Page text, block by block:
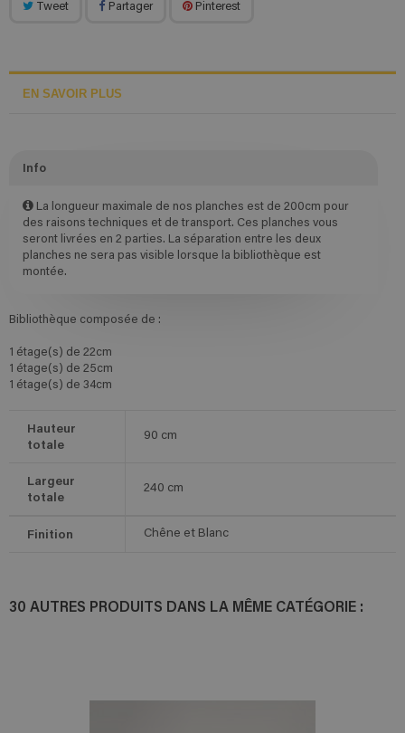
Tweet Partager Pinterest
EN SAVOIR PLUS
Info
La longueur maximale de nos planches est de 200cm pour
des raisons techniques et de transport. Ces planches vous
seront livrées en 2 parties. La séparation entre les deux
planches ne sera pas visible lorsque la bibliothèque est
montée.
Bibliothèque composée de :
1 étage(s) de 22cm
1 étage(s) de 25cm
1 étage(s) de 34cm
Hauteur
totale
90 cm
Largeur
totale
240 cm
Finition Chêne et Blanc
30 AUTRES PRODUITS DANS LA MÊME CATÉGORIE :